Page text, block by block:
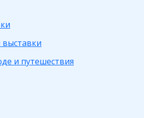
выставки
и путешествия